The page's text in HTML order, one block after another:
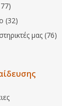
(32)
μας (76)